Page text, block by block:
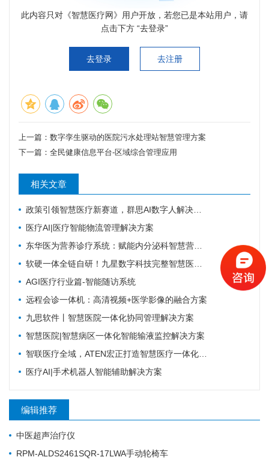
此内容只对《智慧医疗网》用户开放，若您已是本站用户，请
点击下方 “去登录”
去登录 去注册
上一篇： 数字孪生驱动的医院污水处理站智慧管理方案
下一篇： 全民健康信息平台-区域综合管理应用
相关文章
政策引领智慧医疗新赛道，群思AI数字人解决方案升级，便民就医链路！
医疗AI|医疗智能物流管理解决方案
东华医为营养诊疗系统：赋能内分泌科智慧营养管理
软硬一体全链自研！九星数字科技完整智慧医疗产品矩阵，助力区域医疗数字化升级
AGI医疗行业篇-智能随访系统
远程会诊一体机：高清视频+医学影像的融合方案
九思软件丨智慧医院一体化协同管理解决方案
智慧医院|智慧病区一体化智能输液监控解决方案
智联医疗全域，ATEN宏正打造智慧医疗一体化连接解决方案
医疗AI|手术机器人智能辅助解决方案
编辑推荐
中医超声治疗仪
RPM-ALDS2461SQR-17LWA手动轮椅车